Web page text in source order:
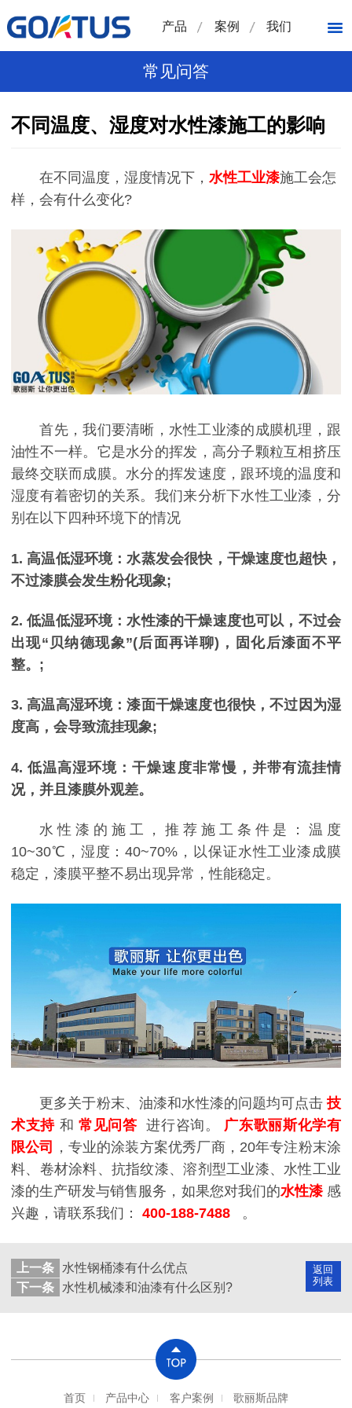
产品 案例 我们
常见问答
不同温度、湿度对水性漆施工的影响
在不同温度，湿度情况下，水性工业漆施工会怎
样，会有什么变化?
首先，我们要清晰，水性工业漆的成膜机理，跟
油性不一样。它是水分的挥发，高分子颗粒互相挤压
最终交联而成膜。水分的挥发速度，跟环境的温度和
湿度有着密切的关系。我们来分析下水性工业漆，分
别在以下四种环境下的情况
1. 高温低湿环境：水蒸发会很快，干燥速度也超快，
不过漆膜会发生粉化现象;
2. 低温低湿环境：水性漆的干燥速度也可以，不过会
出现“贝纳德现象”(后面再详聊)，固化后漆面不平
整。;
3. 高温高湿环境：漆面干燥速度也很快，不过因为湿
度高，会导致流挂现象;
4. 低温高湿环境：干燥速度非常慢，并带有流挂情
况，并且漆膜外观差。
水性漆的施工，推荐施工条件是：温度
10~30℃，湿度：40~70%，以保证水性工业漆成膜
稳定，漆膜平整不易出现异常，性能稳定。
更多关于粉末、油漆和水性漆的问题均可点击 技
术支持 和常见问答 进行咨询。
广东歌丽斯化学有
限公司
，专业的涂装方案优秀厂商，20年专注粉末涂
料、卷材涂料、抗指纹漆、溶剂型工业漆、水性工业
漆的生产研发与销售服务，如果您对我们的水性漆 感
兴趣，请联系我们：
400-188-7488 。
返回
列表
上一条
水性钢桶漆有什么优点
下一条
水性机械漆和油漆有什么区别?
首页 产品中心 客户案例 歌丽斯品牌